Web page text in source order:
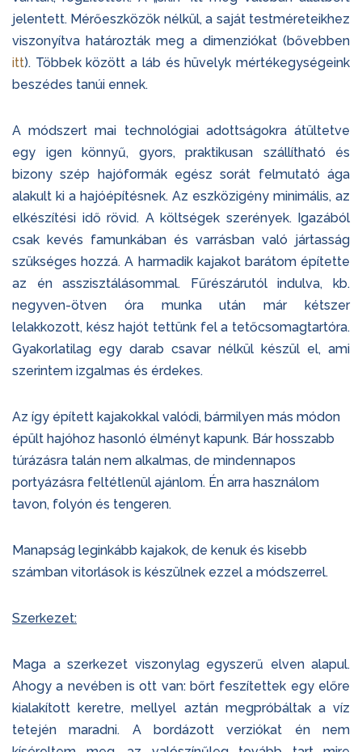
jelentett. Mérőeszközök nélkül, a saját testméreteikhez
viszonyítva határozták meg a dimenziókat (bővebben
itt). Többek között a láb és hüvelyk mértékegységeink
beszédes tanúi ennek.
A módszert mai technológiai adottságokra átültetve
egy igen könnyű, gyors, praktikusan szállítható és
bizony szép hajóformák egész sorát felmutató ága
alakult ki a hajóépítésnek. Az eszközigény minimális, az
elkészítési idő rövid. A költségek szerények. Igazából
csak kevés famunkában és varrásban való jártasság
szükséges hozzá. A harmadik kajakot barátom építette
az én asszisztálásommal. Fűrészárutól indulva, kb.
negyven-ötven óra munka után már kétszer
lelakkozott, kész hajót tettünk fel a tetőcsomagtartóra.
Gyakorlatilag egy darab csavar nélkül készül el, ami
szerintem izgalmas és érdekes.
Az így épített kajakokkal valódi, bármilyen más módon
épült hajóhoz hasonló élményt kapunk. Bár hosszabb
túrázásra talán nem alkalmas, de mindennapos
portyázásra feltétlenül ajánlom. Én arra használom
tavon, folyón és tengeren.
Manapság leginkább kajakok, de kenuk és kisebb
számban vitorlások is készülnek ezzel a módszerrel.
Szerkezet:
Maga a szerkezet viszonylag egyszerű elven alapul.
Ahogy a nevében is ott van: bőrt feszítettek egy előre
kialakított keretre, mellyel aztán megpróbáltak a víz
tetején maradni. A bordázott verziókat én nem